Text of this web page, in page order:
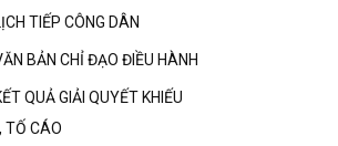
TIẾP CÔNG DÂN
BẢN CHỈ ĐẠO ĐIỀU HÀNH
QUẢ GIẢI QUYẾT KHIẾU
TỐ CÁO